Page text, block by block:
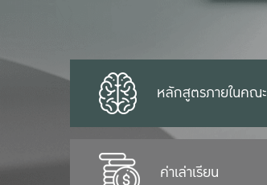
หลักสูตรภายในคณะ
ค่าเล่าเรียน